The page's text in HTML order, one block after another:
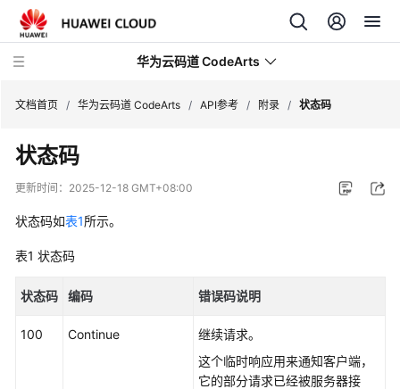
华为云码道 CodeArts
产
品
绍
计
说
文档首页 / 华为云码道 CodeArts / API参考 / 附录 / 状态码
状态码
更新时间： 2025-12-18 GMT+08:00
状态码如表1所示。
表1 状态码
状态码 编码 错误码说明
100 Continue
继续请求。
这个临时响应用来通知客户端，
它的部分请求已经被服务器接